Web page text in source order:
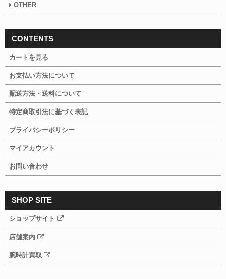
OTHER
CONTENTS
カートを見る
お支払い方法について
配送方法・送料について
特定商取引法に基づく表記
プライバシーポリシー
マイアカウント
お問い合わせ
SHOP SITE
ショップサイト
店舗案内
腕時計買取